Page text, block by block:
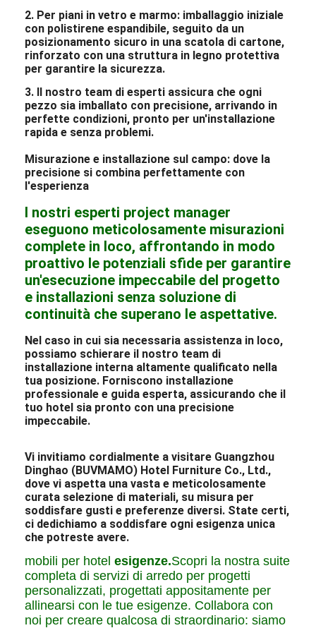
2. Per piani in vetro e marmo: imballaggio iniziale
con polistirene espandibile, seguito da un
posizionamento sicuro in una scatola di cartone,
rinforzato con una struttura in legno protettiva
per garantire la sicurezza.
3. Il nostro team di esperti assicura che ogni
pezzo sia imballato con precisione, arrivando in
perfette condizioni, pronto per un'installazione
rapida e senza problemi.
Misurazione e installazione sul campo: dove la
precisione si combina perfettamente con
l'esperienza
I nostri esperti project manager
eseguono meticolosamente misurazioni
complete in loco, affrontando in modo
proattivo le potenziali sfide per garantire
un'esecuzione impeccabile del progetto
e installazioni senza soluzione di
continuità che superano le aspettative.
Nel caso in cui sia necessaria assistenza in loco,
possiamo schierare il nostro team di
installazione interna altamente qualificato nella
tua posizione. Forniscono installazione
professionale e guida esperta, assicurando che il
tuo hotel sia pronto con una precisione
impeccabile.
Vi invitiamo cordialmente a visitare Guangzhou
Dinghao (BUVMAMO) Hotel Furniture Co., Ltd.,
dove vi aspetta una vasta e meticolosamente
curata selezione di materiali, su misura per
soddisfare gusti e preferenze diversi. State certi,
ci dedichiamo a soddisfare ogni esigenza unica
che potreste avere.
mobili per hotel esigenze.Scopri la nostra suite
completa di servizi di arredo per progetti
personalizzati, progettati appositamente per
allinearsi con le tue esigenze. Collabora con
noi per creare qualcosa di straordinario: siamo